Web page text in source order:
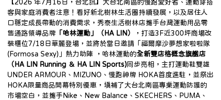
【2026 年7月16日，台北訊】大台北南區的慢跑愛好者、運動穿搭
客與家庭消費者注意！看好新北樹林生活圈持續發展，以及居住人
口穩定成長帶動的消費需求，秀泰生活樹林店攜手台灣運動用品零
售通路領導品牌 「哈林運動」（HA LIN）
，打造3F近300坪商場改
裝櫃位7/18日華麗登場，並將於當日邀請「福爾摩沙夢想家啦啦隊
(Formosa Sexy)」熱力助陣 ，哈林運動的全新雙店格概念旗艦店
（HA LIN Running ＆ HA LIN Sports)同步亮相，主打運動鞋雙雄
UNDER ARMOUR、MIZUNO、慢跑神牌 HOKA首度進駐，並祭出
HOKA限量商品開幕特別優惠，填補了大台北南區專業運動防護的
市場空白，並攜手Nike、New Balance、SKECHERS、PUMA、